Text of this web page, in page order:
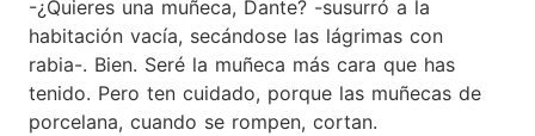
-¿Quieres una muñeca, Dante? -susurró a la
habitación vacía, secándose las lágrimas con
rabia-. Bien. Seré la muñeca más cara que has
tenido. Pero ten cuidado, porque las muñecas de
porcelana, cuando se rompen, cortan.